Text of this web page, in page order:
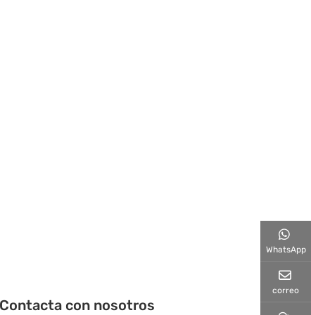
Contacta con nosotros
WhatsApp
correo